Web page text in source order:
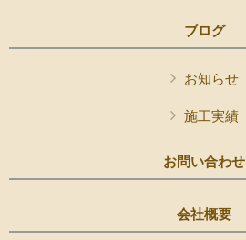
ブログ
お知らせ
施工実績
お問い合わせ
会社概要